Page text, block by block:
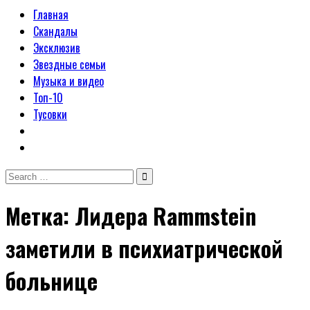
Главная
Скандалы
Эксклюзив
Звездные семьи
Музыка и видео
Топ-10
Тусовки
Search
Метка: Лидера Rammstein
заметили в психиатрической
больнице